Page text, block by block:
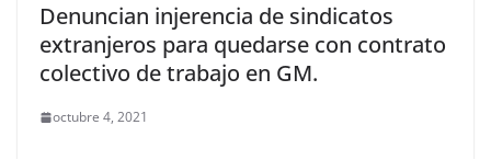
Denuncian injerencia de sindicatos
extranjeros para quedarse con contrato
colectivo de trabajo en GM.
octubre 4, 2021